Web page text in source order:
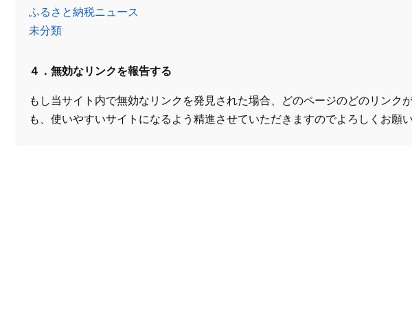
ふるさと納税ニュース
未分類
４．無効なリンクを報告する
もし当サイト内で無効なリンクを発見された場合、どのページのどのリンク
も、使いやすいサイトになるよう精進させていただきますのでよろしくお願い